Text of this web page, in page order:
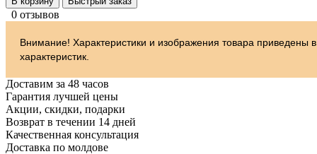
0 отзывов
Внимание! Характеристики и изображения товара приведены
характеристик.
Доставим за 48 часов
Гарантия лучшей цены
Акции, скидки, подарки
Возврат в течении 14 дней
Качественная консультация
Доставка по молдове